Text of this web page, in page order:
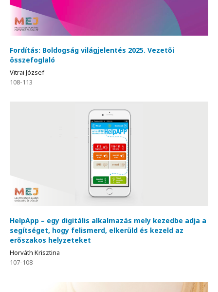
Fordítás: Boldogság világjelentés 2025. Vezetői
összefoglaló
Vitrai József
108-113
HelpApp – egy digitális alkalmazás mely kezedbe adja a
segítséget, hogy felismerd, elkerüld és kezeld az
erőszakos helyzeteket
Horváth Krisztina
107-108